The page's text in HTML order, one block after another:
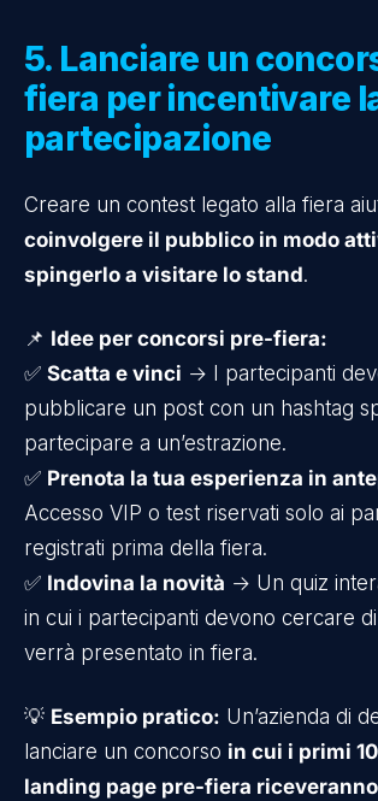
5. Lanciare un
fiera per incentivare
partecipazione
Creare un contest legato alla fiera
coinvolgere il pubblico in modo
spingerlo a visitare lo stand.
📌 Idee per concorsi pre-fiera:
✅ Scatta e vinci → I partecipanti
pubblicare un post con un hashtag
partecipare a un’estrazione.
✅ Prenota la tua esperienza in
Accesso VIP o test riservati solo ai
registrati prima della fiera.
✅ Indovina la novità → Un quiz
in cui i partecipanti devono cercare
verrà presentato in fiera.
💡 Esempio pratico: Un’azienda di
lanciare un concorso in cui i primi
landing page pre-fiera